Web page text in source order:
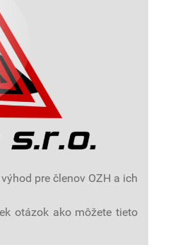
pre členov OZH a ich
otázok ako môžete tieto